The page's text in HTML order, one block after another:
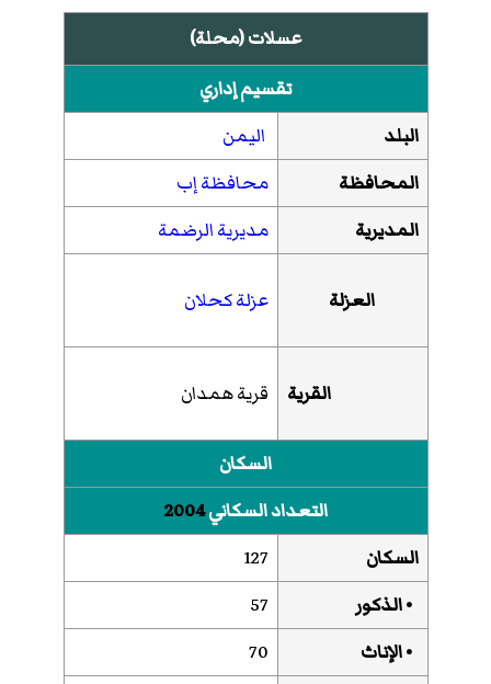
عسلات (محلة)
تقسيم إداري
البلد
اليمن
المحافظة
محافظة إب
المديرية
مديرية الرضمة
العزلة عزلة كحلان
القرية قرية همدان
السكان
التعداد السكاني2004
السكان
127
• الذكور
57
• الإناث
70